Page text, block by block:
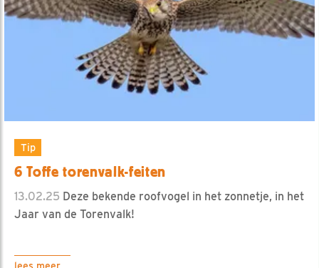
Tip
6 Toffe torenvalk-feiten
13.02.25 Deze bekende roofvogel in het zonnetje, in het
Jaar van de Torenvalk!
lees meer